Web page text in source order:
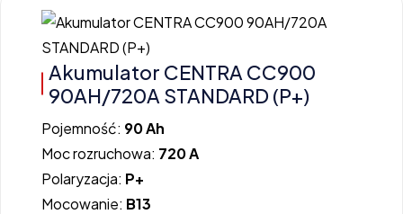
Akumulator CENTRA CC900
90AH/720A STANDARD (P+)
Pojemność: 90 Ah
Moc rozruchowa: 720 A
Polaryzacja: P+
Mocowanie: B13